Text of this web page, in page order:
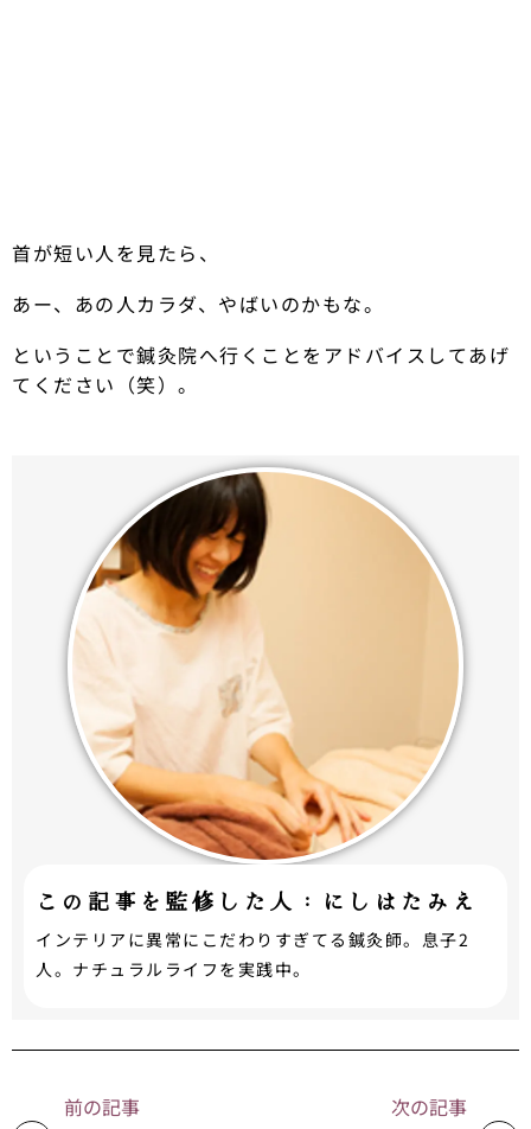
首が短い人を見たら、
あー、あの人カラダ、やばいのかもな。
ということで鍼灸院へ行くことをアドバイスしてあげ
てください（笑）。
この記事を監修した人：にしはたみえ
インテリアに異常にこだわりすぎてる鍼灸師。息子2
人。ナチュラルライフを実践中。
前の記事 次の記事